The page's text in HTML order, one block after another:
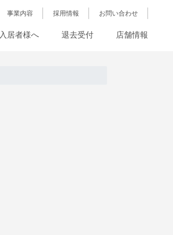
入居者様へ 退去受付 店舗情報
事業内容 採用情報 お問い合わせ